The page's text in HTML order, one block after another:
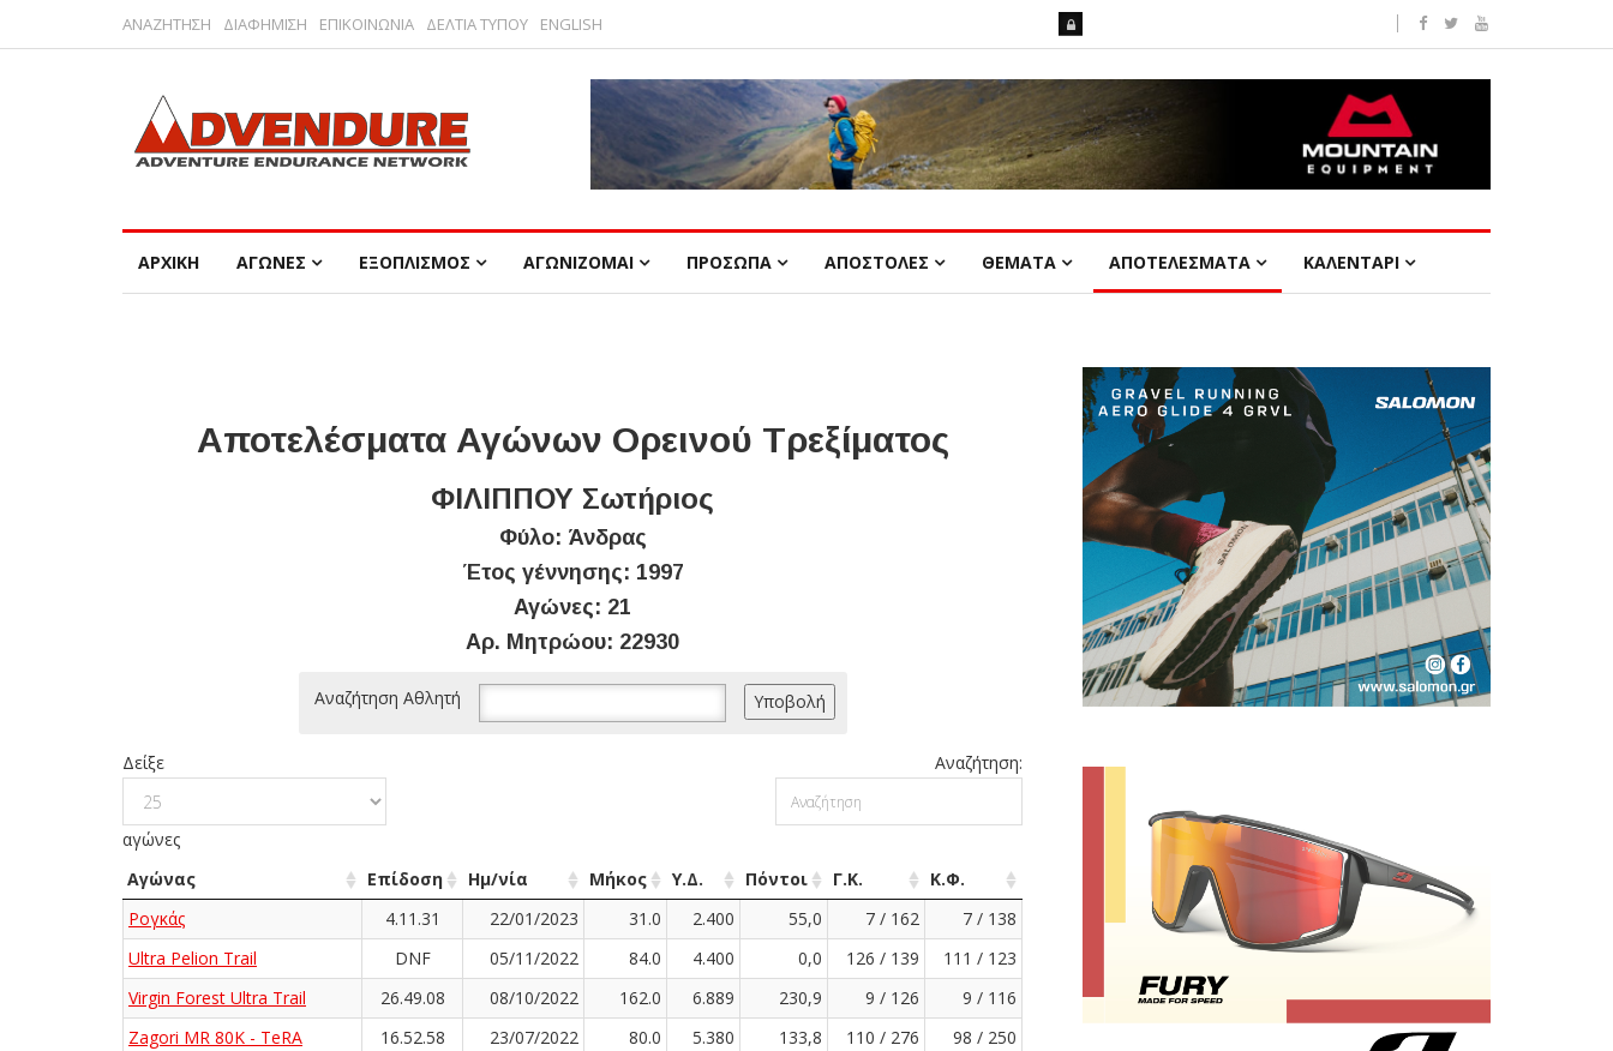
ΑΝΑΖΗΤΗΣΗ ΔΙΑΦΗΜΙΣΗ ΕΠΙΚΟΙΝΩΝΙΑ ΔΕΛΤΙΑ ΤΥΠΟΥ ENGLISH
ΑΡΧΙΚΗ ΑΓΩΝΕΣ ΕΞΟΠΛΙΣΜΟΣ ΑΓΩΝΙΖΟΜΑΙ ΠΡΟΣΩΠΑ ΑΠΟΣΤΟΛΕΣ ΘΕΜΑΤΑ ΑΠΟΤΕΛΕΣΜΑΤΑ ΚΑΛΕΝΤΑΡΙ
Αποτελέσματα Αγώνων Ορεινού Τρεξίματος
ΦΙΛΙΠΠΟΥ Σωτήριος
Φύλο: Άνδρας
Έτος γέννησης: 1997
Αγώνες: 21
Αρ. Μητρώου: 22930
Αναζήτηση Αθλητή
Δείξε
αγώνες
Αναζήτηση:
Αγώνας Επίδοση Ημ/νία Μήκος Υ.Δ. Πόντοι Γ.Κ.
Κ.Φ.
Ρογκάς
4.11.31 22/01/2023 31.0 2.400 55,0 7 / 162
7 / 138
Ultra Pelion Trail
DNF 05/11/2022 84.0 4.400 0,0 126 / 139
111 / 123
Virgin Forest Ultra Trail
26.49.08 08/10/2022 162.0 6.889 230,9 9 / 126
9 / 116
Zagori MR 80K - TeRA
16.52.58 23/07/2022 80.0 5.380 133,8 110 / 276
98 / 250